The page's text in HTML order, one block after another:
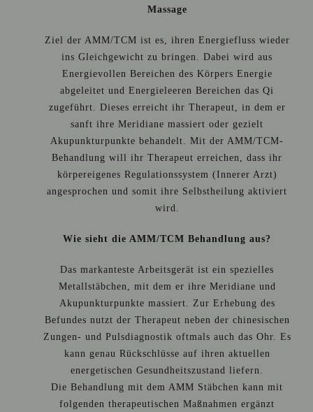
Massage
Ziel der AMM/TCM ist es, ihren Energiefluss wieder
ins Gleichgewicht zu bringen. Dabei wird aus
Energievollen Bereichen des Körpers Energie
abgeleitet und Energieleeren Bereichen das Qi
zugeführt. Dieses erreicht ihr Therapeut, in dem er
sanft ihre Meridiane massiert oder gezielt
Akupunkturpunkte behandelt. Mit der AMM/TCM-
Behandlung will ihr Therapeut erreichen, dass ihr
körpereigenes Regulationssystem (Innerer Arzt)
angesprochen und somit ihre Selbstheilung aktiviert
wird.
Wie sieht die AMM/TCM Behandlung aus?
Das markanteste Arbeitsgerät ist ein spezielles
Metallstäbchen, mit dem er ihre Meridiane und
Akupunkturpunkte massiert. Zur Erhebung des
Befundes nutzt der Therapeut neben der chinesischen
Zungen- und Pulsdiagnostik oftmals auch das Ohr. Es
kann genau Rückschlüsse auf ihren aktuellen
energetischen Gesundheitszustand liefern.
Die Behandlung mit dem AMM Stäbchen kann mit
folgenden therapeutischen Maßnahmen ergänzt